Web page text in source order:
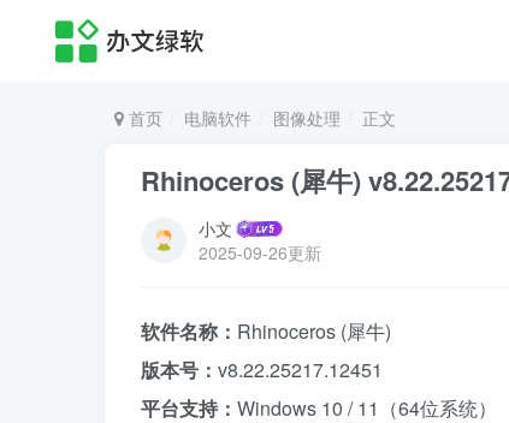
首页 电脑软件 图像处理 正文
Rhinoceros (犀牛)
小文
2025-09-26更新
软件名称： Rhinoceros (犀牛)
版本号： v8.22.25217.12451
平台支持： Windows 10 / 11（64位系统）